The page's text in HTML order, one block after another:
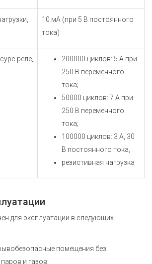
10 мА (при 5 В постоянного
тока)
реле,
200000 циклов: 5 А при
250 В переменного
тока;
50000 циклов: 7 А при
250 В переменного
тока;
100000 циклов: 3 А, 30
В постоянного тока,
резистивная нагрузка
для эксплуатации в следующих
помещения без
и газов;